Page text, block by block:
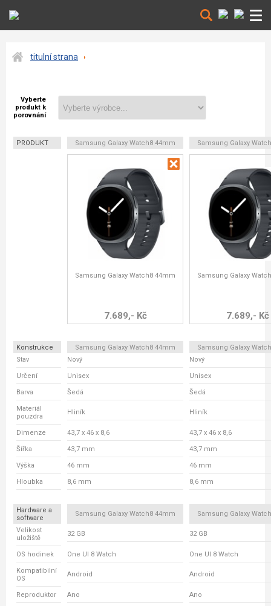
titulní strana
Vyberte
produkt k
porovnání
PRODUKT Samsung Galaxy Watch8 44mm Samsung Galaxy
Samsung Galaxy Watch8 44mm
7.689,- Kč
Samsung Galaxy
7.689,- Kč
Konstrukce Samsung Galaxy Watch8 44mm
Samsung Galaxy
Stav
Nový Nový
Určení Unisex Unisex
Barva Šedá Šedá
Materiál
pouzdra
Hliník Hliník
Dimenze 43,7 x 46 x 8,6 43,7 x 46 x 8,6
Šířka 43,7 mm 43,7 mm
Výška 46 mm 46 mm
Hloubka 8,6 mm 8,6 mm
Hardware a
software
Samsung Galaxy Watch8 44mm Samsung Galaxy
Velikost
uložiště
32 GB 32 GB
OS hodinek One UI 8 Watch One UI 8 Watch
Kompatibilní
OS
Android Android
Reproduktor Ano Ano